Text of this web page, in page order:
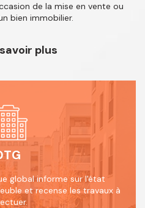
de la mise en vente ou
bien immobilier.
plus
global informe sur l'état
et recense les travaux à